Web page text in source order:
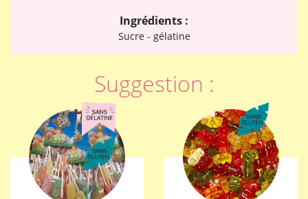
Ingrédients :
Sucre - gélatine
Suggestion :